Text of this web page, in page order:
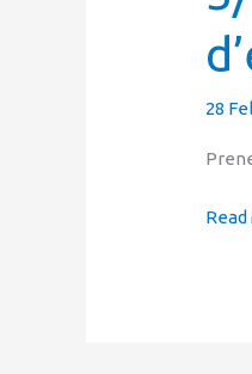
28
–
Nos
en
Read